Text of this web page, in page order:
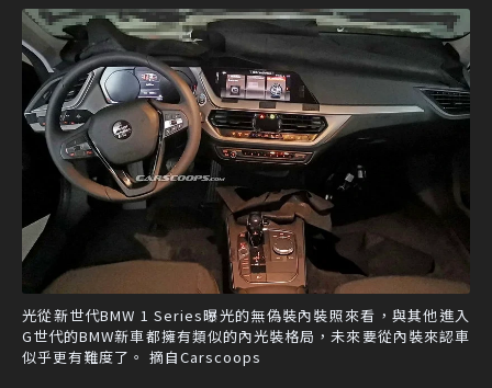
光從新世代BMW 1 Series曝光的無偽裝內裝照來看，與其他進入
G世代的BMW新車都擁有類似的內光裝格局，未來要從內裝來認車
似乎更有難度了。 摘自Carscoops